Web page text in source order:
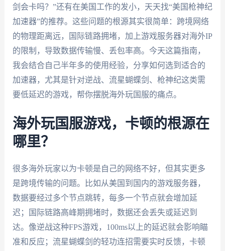
剑会卡吗？”还有在美国工作的发小，天天找“美国枪神纪
加速器”的推荐。这些问题的根源其实很简单：跨境网络
的物理距离远，国际链路拥堵，加上游戏服务器对海外IP
的限制，导致数据传输慢、丢包率高。今天这篇指南，
我会结合自己半年多的使用经验，分享如何选到适合的
加速器，尤其是针对逆战、流星蝴蝶剑、枪神纪这类需
要低延迟的游戏，帮你摆脱海外玩国服的痛点。
海外玩国服游戏，卡顿的根源在
哪里？
很多海外玩家以为卡顿是自己的网络不好，但其实更多
是跨境传输的问题。比如从美国到国内的游戏服务器，
数据要经过多个节点跳转，每多一个节点就会增加延
迟；国际链路高峰期拥堵时，数据还会丢失或延迟到
达。像逆战这种FPS游戏，100ms以上的延迟就会影响瞄
准和反应；流星蝴蝶剑的轻功连招需要实时反馈，卡顿